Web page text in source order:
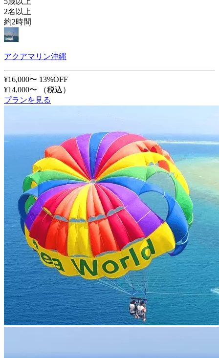
2名以上
約2時間
アクアマリン沖縄
¥16,000〜 13%OFF
¥14,000〜
（税込）
プランを見る